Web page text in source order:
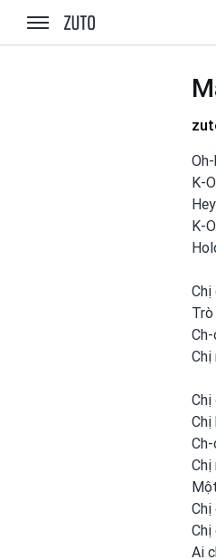
zuto.vn
K-
K-
Chị
Chị
Chị
Chị
Chị
Chị
Ai